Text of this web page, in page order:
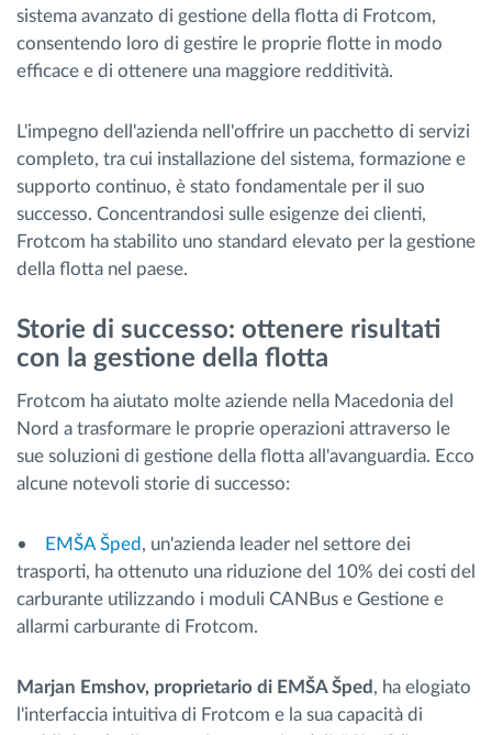
sistema avanzato di gestione della flotta di Frotcom,
consentendo loro di gestire le proprie flotte in modo
efficace e di ottenere una maggiore redditività.
L'impegno dell'azienda nell'offrire un pacchetto di servizi
completo, tra cui installazione del sistema, formazione e
supporto continuo, è stato fondamentale per il suo
successo. Concentrandosi sulle esigenze dei clienti,
Frotcom ha stabilito uno standard elevato per la gestione
della flotta nel paese.
Storie di successo: ottenere risultati
con la gestione della flotta
Frotcom ha aiutato molte aziende nella Macedonia del
Nord a trasformare le proprie operazioni attraverso le
sue soluzioni di gestione della flotta all'avanguardia. Ecco
alcune notevoli storie di successo:
• EMŠA Šped , un'azienda leader nel settore dei
trasporti, ha ottenuto una riduzione del 10% dei costi del
carburante utilizzando i moduli CANBus e Gestione e
allarmi carburante di Frotcom.
Marjan Emshov, proprietario di EMŠA Šped , ha elogiato
l'interfaccia intuitiva di Frotcom e la sua capacità di